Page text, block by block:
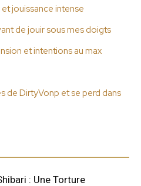
jouissance intense
de jouir sous mes doigts
et intentions au max
de DirtyVonp et se perd dans
: Une Torture